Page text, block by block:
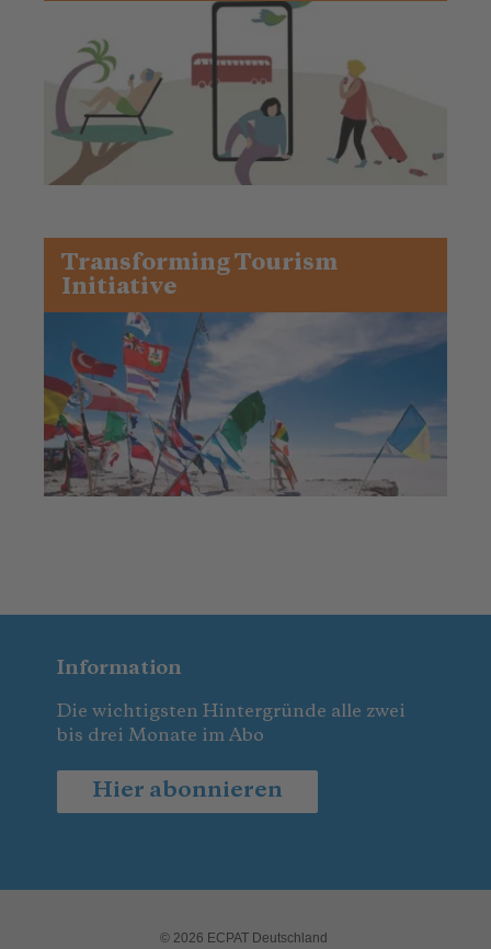
Transforming Tourism
Initiative
Information
Die wichtigsten Hintergründe alle zwei
bis drei Monate im Abo
Hier abonnieren
© 2026 ECPAT Deutschland